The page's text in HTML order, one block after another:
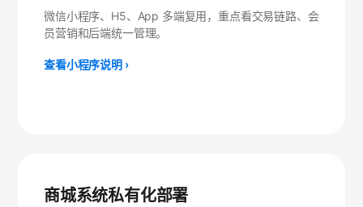
微信小程序、H5、App 多端复用，重点看交易链路、会
员营销和后端统一管理。
查看小程序说明 ›
商城系统私有化部署